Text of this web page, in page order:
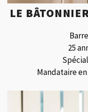
LE
25
Mandataire